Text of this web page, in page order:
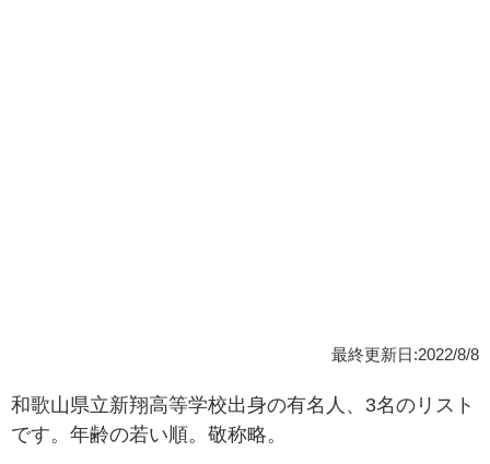
最終更新日:2022/8/8
和歌山県立新翔高等学校出身の有名人、3名のリスト
です。年齢の若い順。敬称略。